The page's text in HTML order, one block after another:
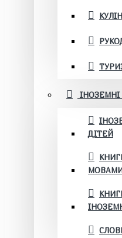
ДІТЕЙ